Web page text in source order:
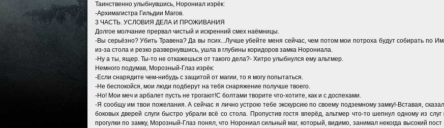
Таинственно улыбнувшись, Норониал изрёк:
-Архимагистра Гильдии Магов.
3 ЧАСТЬ. УСЛОВИЯ ДЕЛА И ПРОЖИВАНИЯ
Долгое молчание прервал чистый и искренний смех наёмницы.
-Вы серьёзно? Убить Травена? Да вы псих...Лучше убейте меня сейчас, чем потом мои потроха будут собирать по
из-за стола и резко развернувшись, ушла в глубины коридоров замка Норониала.
-Ну а ты, ящер. Ты-то не откажешься от такого дела?- Хитро улыбнулся ему альтмер.
Немного подумав, Морозный-Глаз изрёк:
-Если снарядите чем-нибудь с защитой от магии, то я могу попытаться.
-Не беспокойся, мои люди подберут на тебя снаряжение получше твоего.
-Но! Мои меч и арбалет пусть не трогают!С болтами творите что-хотите, как и с доспехами.
-Я сообщу им твои пожелания. А сейчас я лично устрою тебе экскурсию по своему подземному замку!-Вставая,
боковых дверей слуги быстро убрали всё со стола. Пропустив гостя вперёд, альтмер что-то шепнул одному из
прогулки по замку, Морозный-Глаз понял, что Норониал сильный маг, который, видимо, занимал некогда высокий